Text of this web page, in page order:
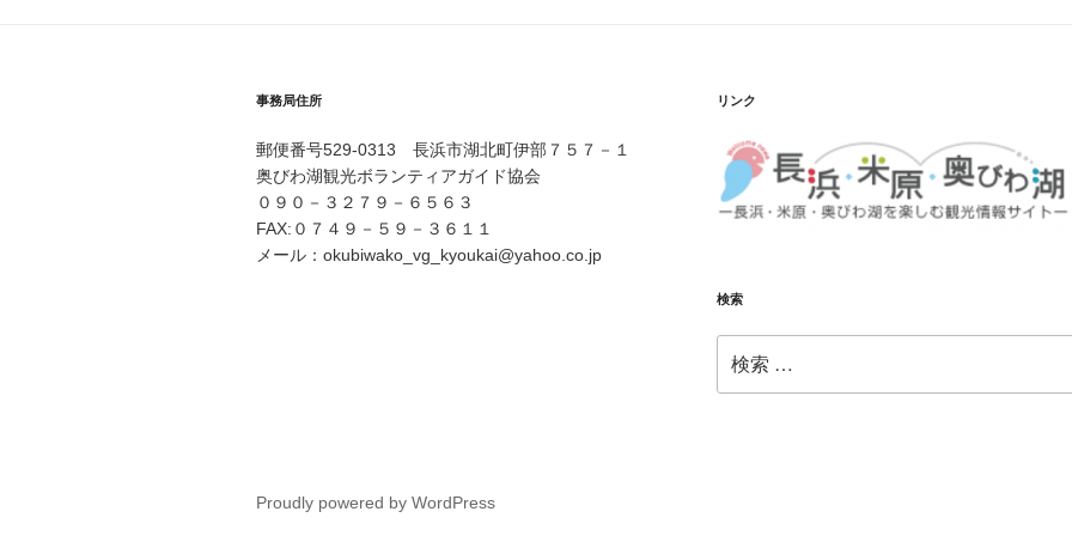
シ
ョ
ン
事務局住所
郵便番号529-0313 長浜市湖北町伊部７５７－１
奥びわ湖観光ボランティアガイド協会
０９０－３２７９－６５６３
FAX:０７４９－５９－３６１１
メール：okubiwako_vg_kyoukai@yahoo.co.jp
リンク
検索
索:
Proudly powered by WordPress